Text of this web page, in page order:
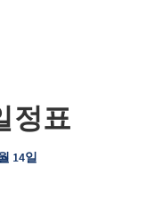
정표
14일